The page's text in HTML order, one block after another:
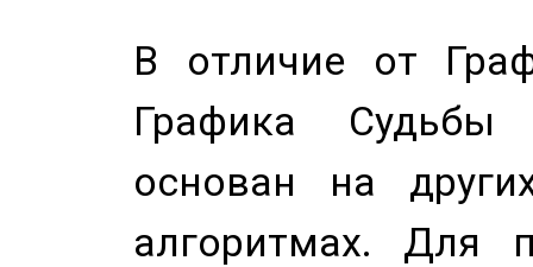
В отличие от
Графика
основан на
алгоритмах. Для